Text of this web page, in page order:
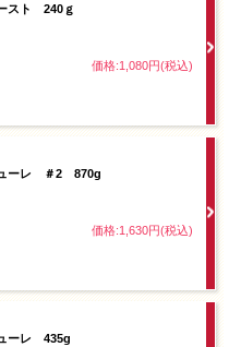
スト 240ｇ
価格:1,080円(税込)
ーレ ＃2 870g
価格:1,630円(税込)
ーレ 435g